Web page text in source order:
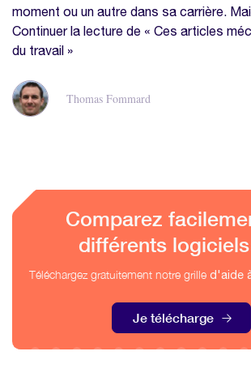
moment ou un autre dans sa carrière.
Continuer la lecture de « Ces articles
du travail »
Thomas Fommard
Comparez
différents
Téléchargez gratuitement notre grille d'aide
Je télécharge